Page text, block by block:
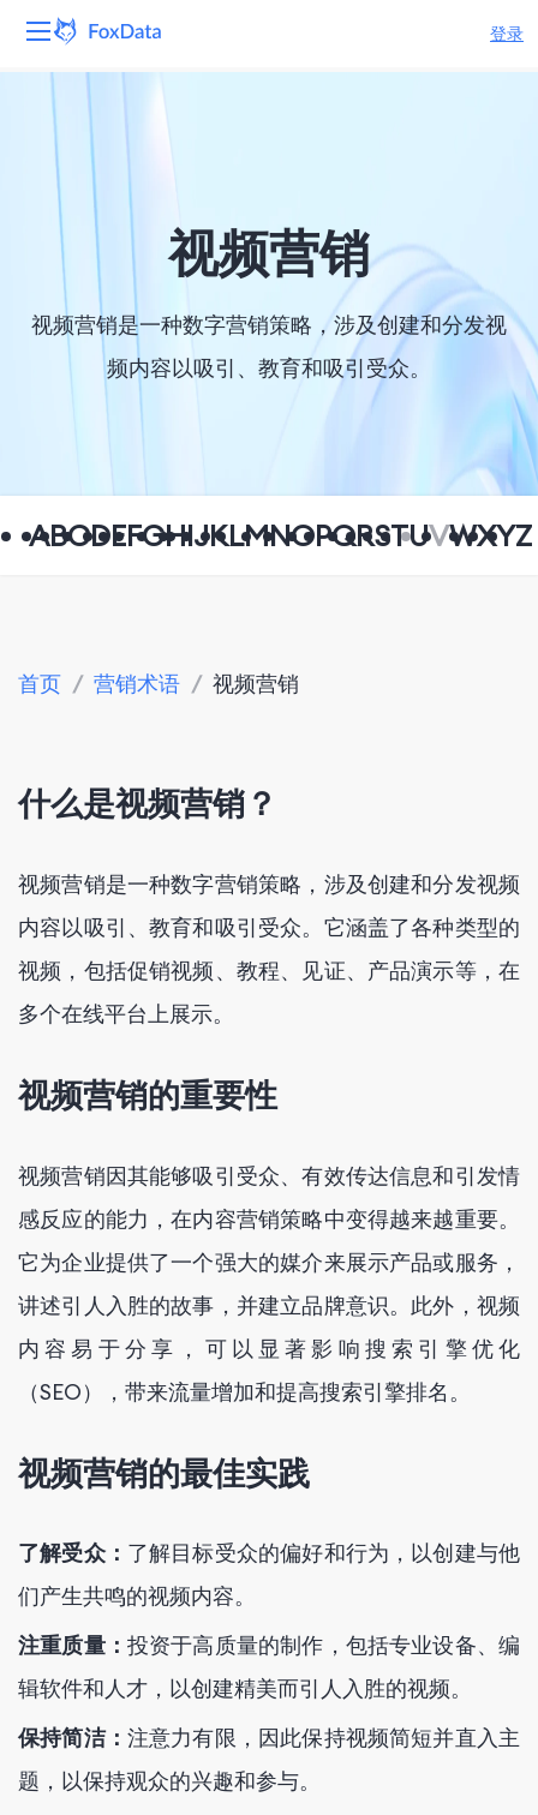
登录
产品
解决方案 视频营销
视频营销是一种数字营销策略，涉及创建和分发视
频内容以吸引、教育和吸引受众。
ABCDEFGHIJKLMNOPQRSTUVWXYZ
首页 / 营销术语 / 视频营销
什么是视频营销？
视频营销是一种数字营销策略，涉及创建和分发视频
内容以吸引、教育和吸引受众。它涵盖了各种类型的
视频，包括促销视频、教程、见证、产品演示等，在
多个在线平台上展示。
视频营销的重要性
视频营销因其能够吸引受众、有效传达信息和引发情
感反应的能力，在内容营销策略中变得越来越重要。
它为企业提供了一个强大的媒介来展示产品或服务，
讲述引人入胜的故事，并建立品牌意识。此外，视频
内容易于分享，可以显著影响搜索引擎优化
（SEO），带来流量增加和提高搜索引擎排名。
视频营销的最佳实践
了解受众： 了解目标受众的偏好和行为，以创建与他
们产生共鸣的视频内容。
注重质量： 投资于高质量的制作，包括专业设备、编
辑软件和人才，以创建精美而引人入胜的视频。
保持简洁： 注意力有限，因此保持视频简短并直入主
题，以保持观众的兴趣和参与。